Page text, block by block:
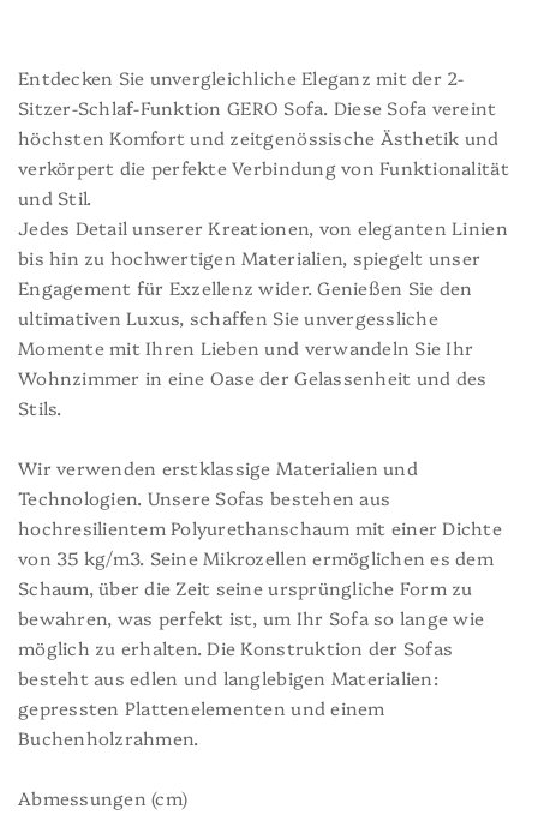
Entdecken Sie unvergleichliche Eleganz mit der 2-
Sitzer-Schlaf-Funktion GERO Sofa. Diese Sofa vereint
höchsten Komfort und zeitgenössische Ästhetik und
verkörpert die perfekte Verbindung von Funktionalität
und Stil.
Jedes Detail unserer Kreationen, von eleganten Linien
bis hin zu hochwertigen Materialien, spiegelt unser
Engagement für Exzellenz wider. Genießen Sie den
ultimativen Luxus, schaffen Sie unvergessliche
Momente mit Ihren Lieben und verwandeln Sie Ihr
Wohnzimmer in eine Oase der Gelassenheit und des
Stils.
Wir verwenden erstklassige Materialien und
Technologien. Unsere Sofas bestehen aus
hochresilientem Polyurethanschaum mit einer Dichte
von 35 kg/m3. Seine Mikrozellen ermöglichen es dem
Schaum, über die Zeit seine ursprüngliche Form zu
bewahren, was perfekt ist, um Ihr Sofa so lange wie
möglich zu erhalten. Die Konstruktion der Sofas
besteht aus edlen und langlebigen Materialien:
gepressten Plattenelementen und einem
Buchenholzrahmen.
Abmessungen (cm)